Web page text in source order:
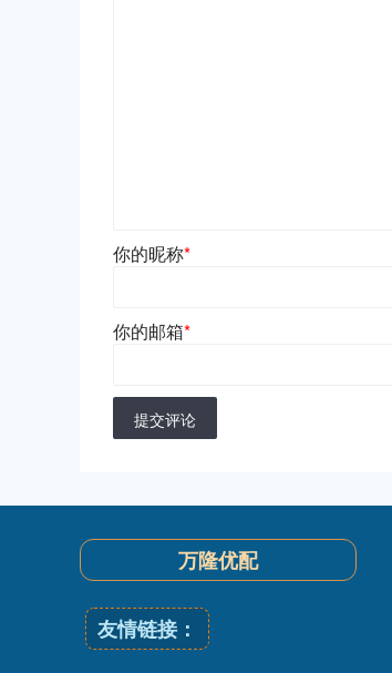
你的昵称*
你的邮箱*
提交评论
万隆优配
友情链接：